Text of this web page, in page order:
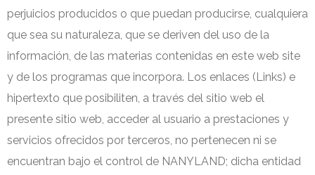
perjuicios producidos o que puedan producirse, cualquiera
que sea su naturaleza, que se deriven del uso de la
información, de las materias contenidas en este web site
y de los programas que incorpora. Los enlaces (Links) e
hipertexto que posibiliten, a través del sitio web el
presente sitio web, acceder al usuario a prestaciones y
servicios ofrecidos por terceros, no pertenecen ni se
encuentran bajo el control de NANYLAND; dicha entidad